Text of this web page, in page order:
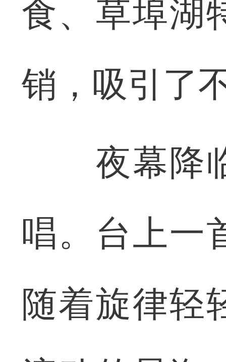
食、草埠湖
销，吸引了
夜幕降临
唱。台上一
随着旋律轻